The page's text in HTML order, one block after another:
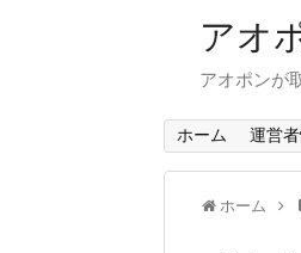
アオ
アオポンが
ホーム 運営
ホーム